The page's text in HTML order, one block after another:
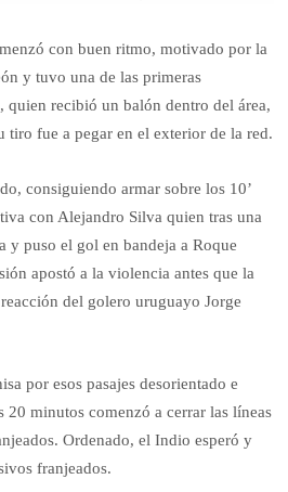
con buen ritmo, motivado por la
y tuvo una de las primeras
quien recibió un balón dentro del área,
tiro fue a pegar en el exterior de la red.
consiguiendo armar sobre los 10’
con Alejandro Silva quien tras una
y puso el gol en bandeja a Roque
apostó a la violencia antes que la
del golero uruguayo Jorge
por esos pasajes desorientado e
20 minutos comenzó a cerrar las líneas
Ordenado, el Indio esperó y
franjeados.